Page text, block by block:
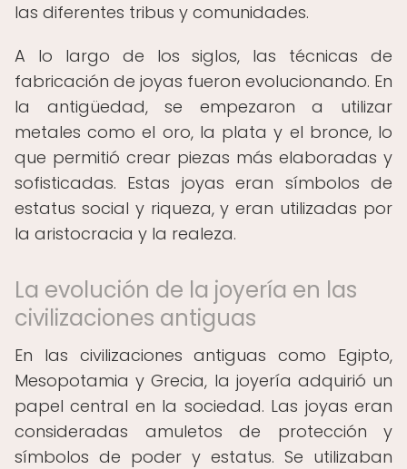
las diferentes tribus y comunidades.
A lo largo de los siglos, las técnicas de
fabricación de joyas fueron evolucionando. En
la antigüedad, se empezaron a utilizar
metales como el oro, la plata y el bronce, lo
que permitió crear piezas más elaboradas y
sofisticadas. Estas joyas eran símbolos de
estatus social y riqueza, y eran utilizadas por
la aristocracia y la realeza.
La evolución de la joyería en las
civilizaciones antiguas
En las civilizaciones antiguas como Egipto,
Mesopotamia y Grecia, la joyería adquirió un
papel central en la sociedad. Las joyas eran
consideradas amuletos de protección y
símbolos de poder y estatus. Se utilizaban